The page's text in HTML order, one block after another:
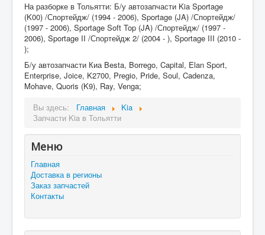
На разборке в Тольятти: Б/у автозапчасти Kia Sportage
(K00) /Спортейдж/ (1994 - 2006), Sportage (JA) /Спортейдж/
(1997 - 2006), Sportage Soft Top (JA) /Спортейдж/ (1997 -
2006), Sportage II /Спортейдж 2/ (2004 - ), Sportage III (2010 -
);
Б/у автозапчасти Киа Besta, Borrego, Capital, Elan Sport,
Enterprise, Joice, K2700, Pregio, Pride, Soul, Cadenza,
Mohave, Quoris (K9), Ray, Venga;
Вы здесь:
Главная
Kia
Запчасти Kia в Тольятти
Меню
Главная
Доставка в регионы
Заказ запчастей
Контакты